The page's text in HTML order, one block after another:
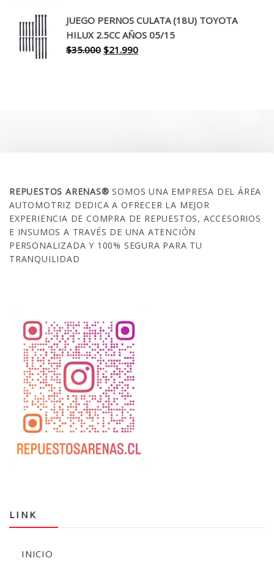
original
era:
$30.000.
actual
es:
$17.990.
JUEGO PERNOS CULATA (18U) TOYOTA
HILUX 2.5CC AÑOS 05/15
$35.000 El
$21.990El
REPUESTOS ARENAS®SOMOS UNA EMPRESA DEL ÁREA
AUTOMOTRIZ DEDICA A OFRECER LA MEJOR
EXPERIENCIA DE COMPRA DE REPUESTOS, ACCESORIOS
E INSUMOS A TRAVÉS DE UNA ATENCIÓN
PERSONALIZADA Y 100% SEGURA PARA TU
TRANQUILIDAD
LINK
INICIO